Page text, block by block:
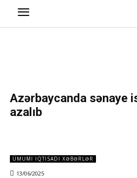
Azərbaycanda sənaye
azalıb
ÜMUMI IQTISADI XƏBƏRLƏR
13/06/2025